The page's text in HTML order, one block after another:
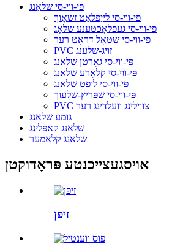
פּי-ווי-סי שלאַנג
פּי-ווי-סי לייַפלאַט זשאָוך
פּי-ווי-סי געפלאָכטענע שלאָג
פּי-ווי-סי שטאָל דראָט רער
PVC זויג-שלענג
פּי-ווי-סי גאָרטן שלאַנג
פּי-ווי-סי קלאָרע שלאַנג
פּי-ווי-סי לופט שלאַנג
פּי-ווי-סי שפּריץ-שלעוך
PVC צווילינג וועלדינג רער
גומע שלאַנג
שלאַנג קאַפּלינג
שלאַנג קלאַמער
אויסגעצייכנטע פּראָדוקטן
זיפּן